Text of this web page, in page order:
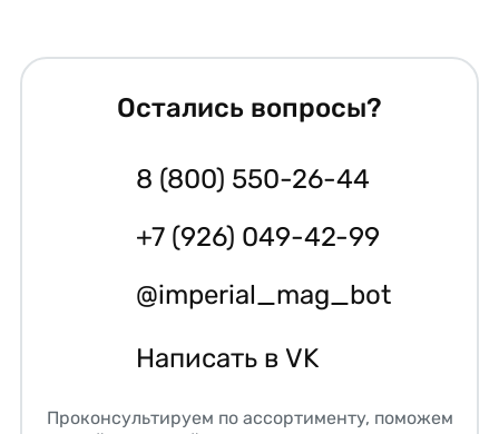
Остались вопросы?
8 (800) 550-26-44
+7 (926) 049-42-99
@imperial_mag_bot
Написать в VK
Проконсультируем по ассортименту, поможем